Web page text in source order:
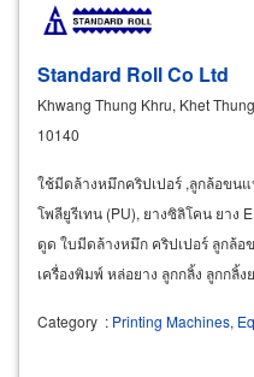
Standard Roll Co Ltd
Khwang Thung Khru, Khet
10140
ใช้มีดล้างหมึกคริปเปอร์ ,ลูกล้อขนแ
โพลียูรีเทน (PU), ยางซิลิโคน ยาง
ดูด ใบมีดล้างหมึก คริปเปอร์ ลูกล้อ
เครื่องพิมพ์ หล่อยาง ลูกกลิ้ง ลูกกลิ้
Category : Printing Machines,